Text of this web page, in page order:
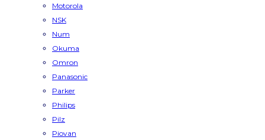
Motorola
NSK
Num
Okuma
Omron
Panasonic
Parker
Philips
Pilz
Piovan